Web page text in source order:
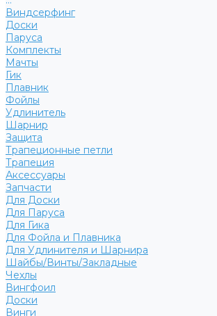
Виндсерфинг
Доски
Паруса
Комплекты
Мачты
Гик
Плавник
Фойлы
Удлинитель
Шарнир
Защита
Трапеционные петли
Трапеция
Аксессуары
Запчасти
Для Доски
Для Паруса
Для Гика
Для Фойла и Плавника
Для Удлинителя и Шарнира
Шайбы/Винты/Закладные
Чехлы
Вингфоил
Доски
Винги